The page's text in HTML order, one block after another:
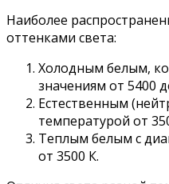
Наиболее
оттенками света:
Холодным белым,
значениям от 5400
Естественным
температурой от
Теплым белым с
от 3500 К.